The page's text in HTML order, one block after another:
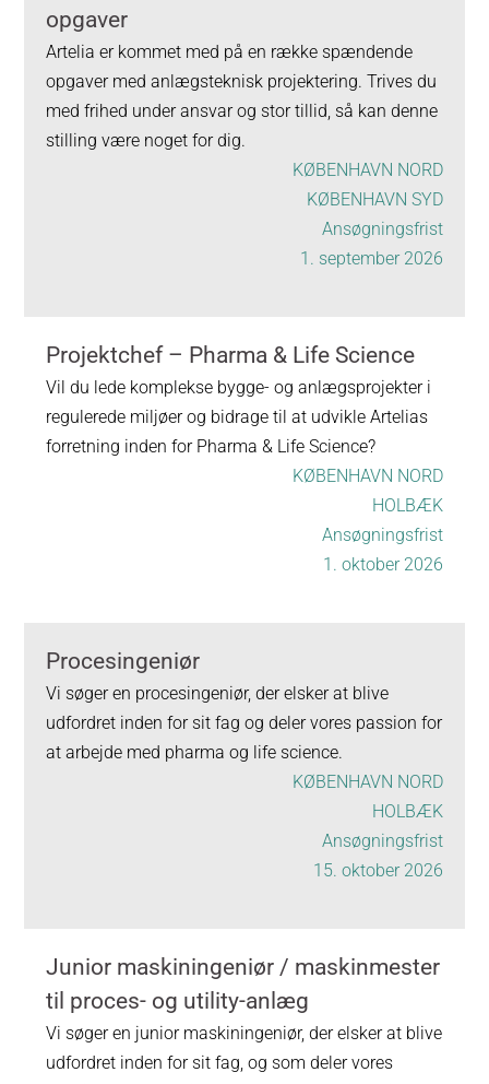
opgaver
Artelia er kommet med på en række spændende
opgaver med anlægsteknisk projektering. Trives du
med frihed under ansvar og stor tillid, så kan denne
stilling være noget for dig.
KØBENHAVN NORD
KØBENHAVN SYD
Ansøgningsfrist
1. september 2026
Projektchef – Pharma & Life Science
Vil du lede komplekse bygge- og anlægsprojekter i
regulerede miljøer og bidrage til at udvikle Artelias
forretning inden for Pharma & Life Science?
KØBENHAVN NORD
HOLBÆK
Ansøgningsfrist
1. oktober 2026
Procesingeniør
Vi søger en procesingeniør, der elsker at blive
udfordret inden for sit fag og deler vores passion for
at arbejde med pharma og life science.
KØBENHAVN NORD
HOLBÆK
Ansøgningsfrist
15. oktober 2026
Junior maskiningeniør / maskinmester
til proces- og utility-anlæg
Vi søger en junior maskiningeniør, der elsker at blive
udfordret inden for sit fag, og som deler vores